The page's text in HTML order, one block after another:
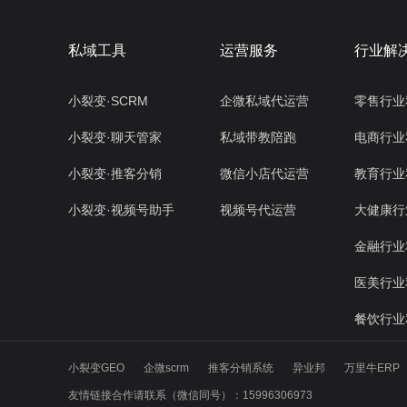
私域工具
小裂变·SCRM
小裂变·聊天管家
小裂变·推客分销
小裂变·视频号助手
运营服务
企微私域代运营
私域带教陪跑
微信小店代运营
视频号代运营
行业解
零售行
电商行
教育行
大健康
金融行
医美行
餐饮行
小裂变GEO 企微scrm 推客分销系统 异业邦 万里牛ERP
友情链接合作请联系（微信同号）：15996306973